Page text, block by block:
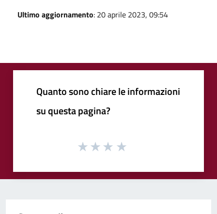
Ultimo aggiornamento: 20 aprile 2023, 09:54
Quanto sono chiare le informazioni
su questa pagina?